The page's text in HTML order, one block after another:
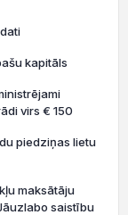
kapitāls
virs € 150
piedziņas lietu
maksātāju
saistību